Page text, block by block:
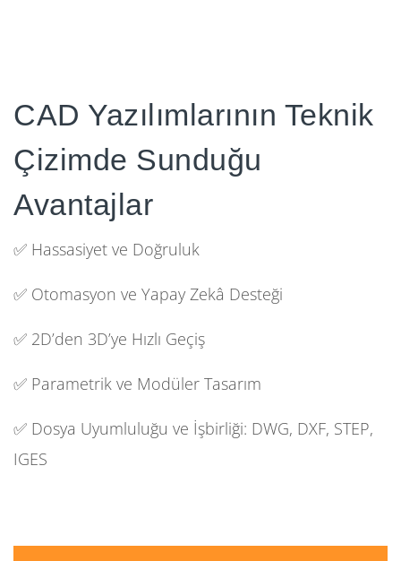
CAD Yazılımlarının Teknik
Çizimde Sunduğu
Avantajlar
✅ Hassasiyet ve Doğruluk
✅ Otomasyon ve Yapay Zekâ Desteği
✅ 2D’den 3D’ye Hızlı Geçiş
✅ Parametrik ve Modüler Tasarım
✅ Dosya Uyumluluğu ve İşbirliği: DWG, DXF, STEP,
IGES